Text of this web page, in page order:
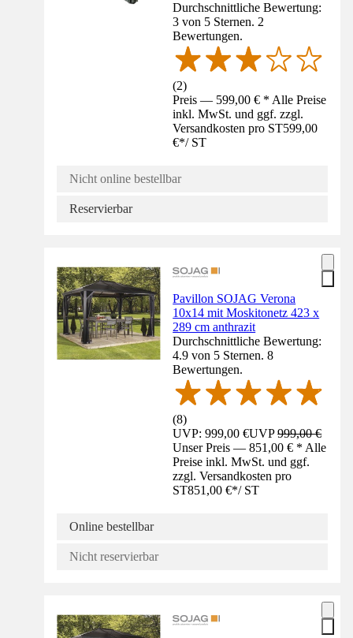
Durchschnittliche Bewertung:
3 von 5 Sternen. 2
Bewertungen.
(2)
Preis — 599,00 € * Alle Preise
inkl. MwSt. und ggf. zzgl.
Versandkosten pro ST599,00
€*/ ST
Nicht online bestellbar
Reservierbar
Pavillon SOJAG Verona
10x14 mit Moskitonetz 423 x
289 cm anthrazit
Durchschnittliche Bewertung:
4.9 von 5 Sternen. 8
Bewertungen.
(8)
UVP: 999,00 €UVP999,00 €
Unser Preis — 851,00 € * Alle
Preise inkl. MwSt. und ggf.
zzgl. Versandkosten pro
ST851,00 €*/ ST
Online bestellbar
Nicht reservierbar